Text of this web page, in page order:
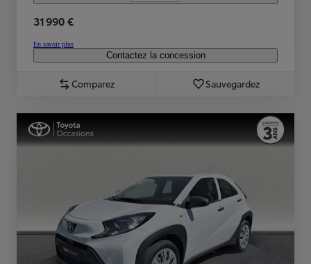
31 990 €
En savoir plus
Contactez la concession
Comparez Sauvegardez